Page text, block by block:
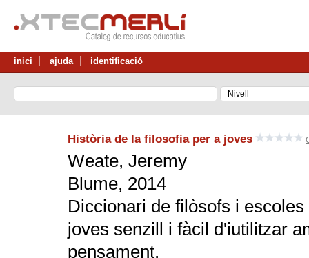
inici ajuda identificació
Història de la filosofia per a joves
Weate, Jeremy
Blume, 2014
Diccionari de filòsofs i
joves senzill i fàcil d'iutilitzar
pensament.